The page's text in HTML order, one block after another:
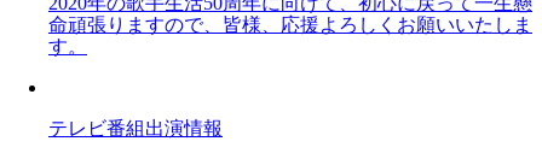
命頑張りますので、皆様、応援よろしくお願いいたしま
す。
テレビ番組出演情報